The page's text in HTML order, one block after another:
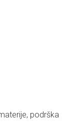
podrška